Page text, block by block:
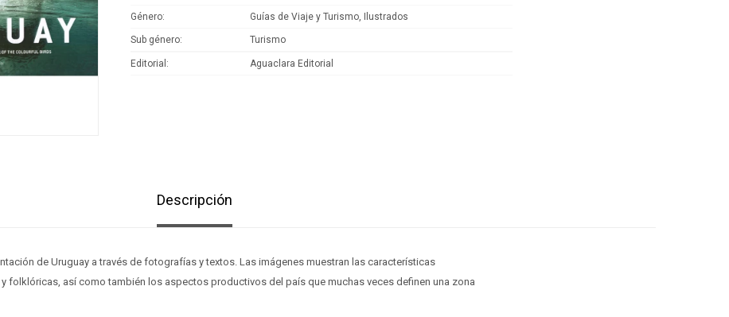
Género Guías de Viaje y Turismo, Ilustrados
Sub género Turismo
Editorial Aguaclara Editorial
Descripción
de Uruguay a través de fotografías y textos. Las imágenes muestran las características
folklóricas, así como también los aspectos productivos del país que muchas veces definen una zona